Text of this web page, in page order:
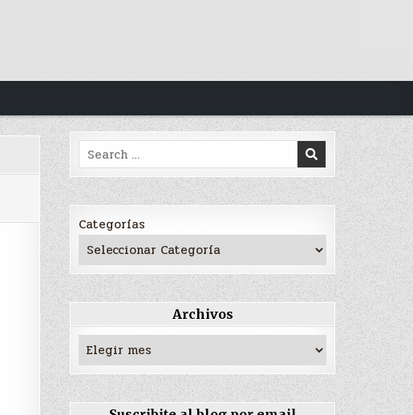
Search
for:
Categorías
Archivos
Archivos